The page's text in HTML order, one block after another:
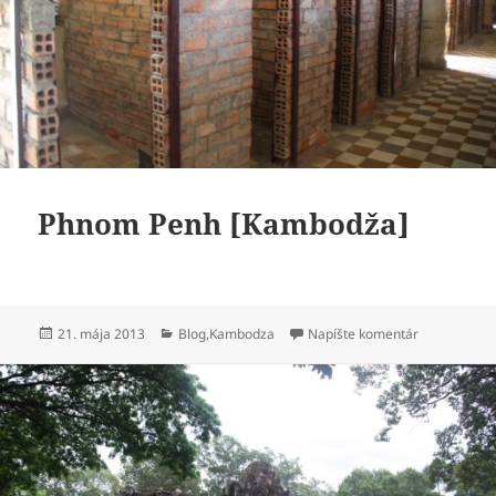
Phnom Penh [Kambodža]
Publikované
21. mája 2013 Kategórie
Blog,Kambodza Napíšte komentárk Phnom